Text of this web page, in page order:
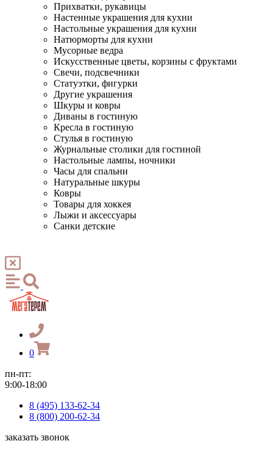
Прихватки, рукавицы
Настенные украшения для кухни
Настольные украшения для кухни
Натюрморты для кухни
Мусорные ведра
Искусственные цветы, корзины с фруктами
Свечи, подсвечники
Статуэтки, фигурки
Другие украшения
Шкуры и ковры
Диваны в гостиную
Кресла в гостиную
Стулья в гостиную
Журнальные столики для гостиной
Настольные лампы, ночники
Часы для спальни
Натуральные шкуры
Ковры
Товары для хоккея
Лыжи и аксессуары
Санки детские
0
пн-пт:
9:00-18:00
8 (495) 133-62-34
8 (800) 200-62-34
заказать звонок